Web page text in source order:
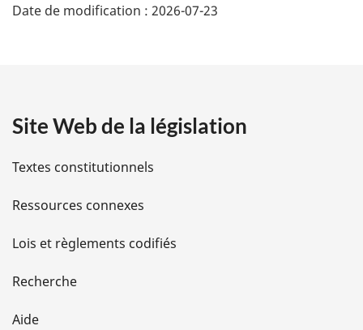
é
i
l
s
d
e
l
Date de modification : 2026-07-23
Site Web de la législation
Textes constitutionnels
Ressources connexes
Lois et règlements codifiés
Recherche
Aide